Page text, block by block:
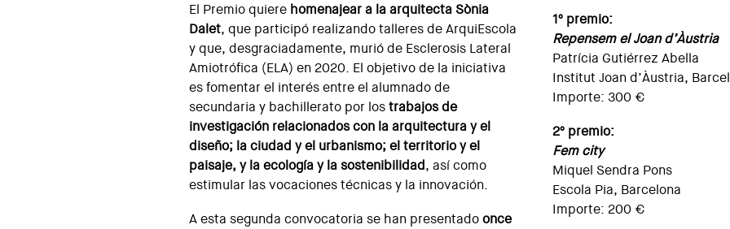
El Premio quiere homenajear a la arquitecta Sònia
Dalet, que participó realizando talleres de ArquiEscola
y que, desgraciadamente, murió de Esclerosis Lateral
Amiotrófica (ELA) en 2020. El objetivo de la iniciativa
es fomentar el interés entre el alumnado de
secundaria y bachillerato por lostrabajos de
investigación relacionados con la arquitectura y el
diseño; la ciudad y el urbanismo; el territorio y el
paisaje, y la ecología y la sostenibilidad, así como
estimular las vocaciones técnicas y la innovación.
A esta segunda convocatoria se han presentadoonce
1º premio:
Repensem el Joan d’Àustria
Patrícia Gutiérrez Abella
Institut Joan d’Àustria,
Importe: 300 €
2º premio:
Fem city
Miquel Sendra Pons
Escola Pia, Barcelona
Importe: 200 €